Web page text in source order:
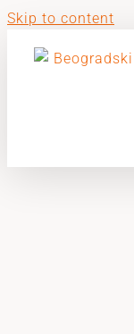
Skip to content